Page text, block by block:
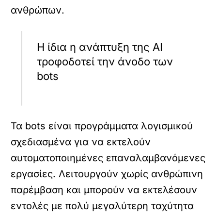
ανθρώπων.
Η ίδια η ανάπτυξη της AI
τροφοδοτεί την άνοδο των
bots
Τα bots είναι προγράμματα λογισμικού
σχεδιασμένα για να εκτελούν
αυτοματοποιημένες επαναλαμβανόμενες
εργασίες. Λειτουργούν χωρίς ανθρώπινη
παρέμβαση και μπορούν να εκτελέσουν
εντολές με πολύ μεγαλύτερη ταχύτητα